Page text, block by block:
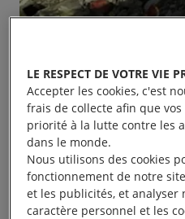
LE RESPECT DE VOTRE VIE
Accepter les cookies, c'est
frais de collecte afin que
priorité à la lutte contre les
dans le monde.
Nous utilisons des cookies
fonctionnement de notre
et les publicités, et analyser
caractère personnel et les